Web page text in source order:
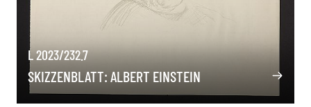
L 2023/232.7
SKIZZENBLATT: ALBERT EINSTEIN